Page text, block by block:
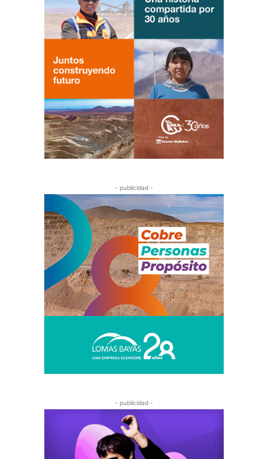
- publicidad -
- publicidad -